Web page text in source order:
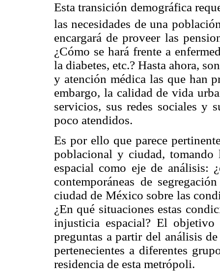
Esta transición demográfica
las necesidades de una
encargará de proveer las
¿Cómo se hará frente a
la diabetes, etc.? Hasta ahora,
y atención médica las que han
embargo, la calidad de vida
servicios, sus redes sociales y
poco atendidos.
Es por ello que parece
poblacional y ciudad, tomando
espacial como eje de análisis:
contemporáneas de
ciudad de México sobre las
¿En qué situaciones estas
injusticia espacial? El objetivo
preguntas a partir del análisis
pertenecientes a diferentes
residencia de esta metrópoli.